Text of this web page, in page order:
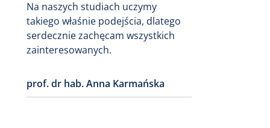
Na naszych studiach uczymy
takiego właśnie podejścia, dlatego
serdecznie zachęcam wszystkich
zainteresowanych.
prof. dr hab. Anna Karmańska